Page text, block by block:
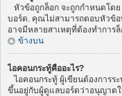
หัวข้อถูกล็อก จะถูกกำหนดโดย
บอร์ด. คุณไม่สามารถตอบหัวข้
อาจมีหลายสาเหตุที่ต้องทำการ
ข้างบน
ไอคอนกระทู้คืออะไร?
ไอคอนกระทู้ ผู้เขียนต้องการร
ขึ้นอยู่กับผู้ดูแลบอร์ดว่าอนุญาตใ